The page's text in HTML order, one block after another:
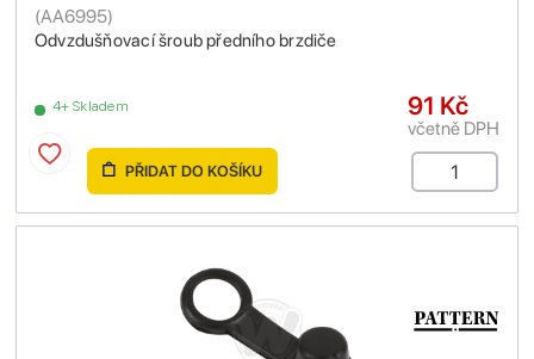
Odvzdušňovací šroub předního brzdiče
(AA6995)
4+ Skladem 91 Kč
včetně DPH
PŘIDAT DO KOŠÍKU